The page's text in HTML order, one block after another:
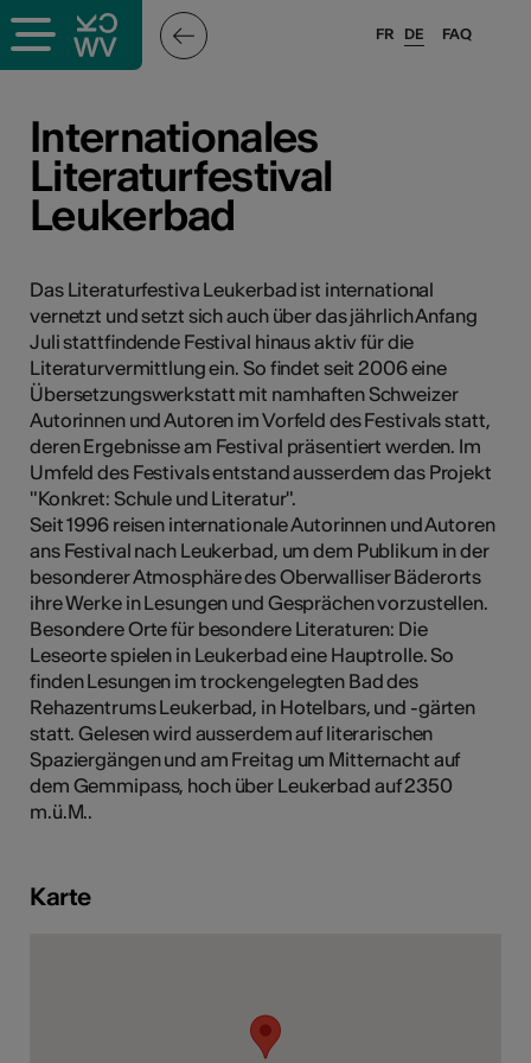
FAQ
FR DE
Internationales
Literaturfestival
Leukerbad
Das Literaturfestiva Leukerbad ist international
vernetzt und setzt sich auch über das jährlich Anfang
Juli stattfindende Festival hinaus aktiv für die
Literaturvermittlung ein. So findet seit 2006 eine
Übersetzungswerkstatt mit namhaften Schweizer
Autorinnen und Autoren im Vorfeld des Festivals statt,
deren Ergebnisse am Festival präsentiert werden. Im
Umfeld des Festivals entstand ausserdem das Projekt
"Konkret: Schule und Literatur".
Seit 1996 reisen internationale Autorinnen und Autoren
ans Festival nach Leukerbad, um dem Publikum in der
besonderer Atmosphäre des Oberwalliser Bäderorts
ihre Werke in Lesungen und Gesprächen vorzustellen.
Besondere Orte für besondere Literaturen: Die
Leseorte spielen in Leukerbad eine Hauptrolle. So
finden Lesungen im trockengelegten Bad des
Rehazentrums Leukerbad, in Hotelbars, und -gärten
statt. Gelesen wird ausserdem auf literarischen
Spaziergängen und am Freitag um Mitternacht auf
dem Gemmipass, hoch über Leukerbad auf 2350
m.ü.M..
Karte